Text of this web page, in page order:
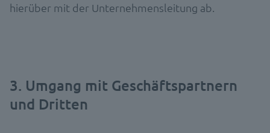
hierüber mit der Unternehmensleitung ab.
3. Umgang mit Geschäftspartnern
und Dritten